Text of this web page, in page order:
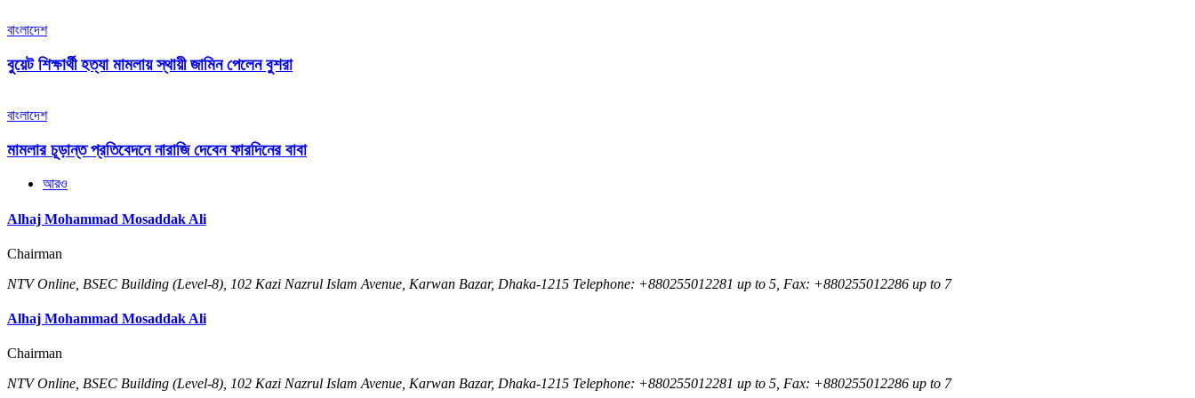
বাংলাদেশ
বুয়েট শিক্ষার্থী হত্যা মামলায় স্থায়ী জামিন পেলেন বুশরা
বাংলাদেশ
মামলার চূড়ান্ত প্রতিবেদনে নারাজি দেবেন ফারদিনের বাবা
আরও
Alhaj Mohammad Mosaddak Ali
Chairman
NTV Online, BSEC Building (Level-8), 102 Kazi Nazrul Islam Avenue, Karwan Bazar, Dhaka-1215 Telephone: +880255012281 up to 5, Fax: +880255012286 up to 7
Alhaj Mohammad Mosaddak Ali
Chairman
NTV Online, BSEC Building (Level-8), 102 Kazi Nazrul Islam Avenue, Karwan Bazar, Dhaka-1215 Telephone: +880255012281 up to 5, Fax: +880255012286 up to 7